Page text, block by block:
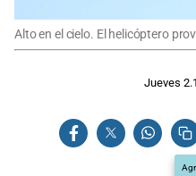
Alto en el cielo. El helicóptero
Jueves